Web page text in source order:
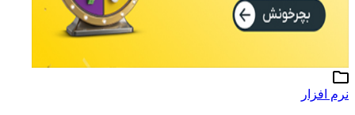
نرم افزار